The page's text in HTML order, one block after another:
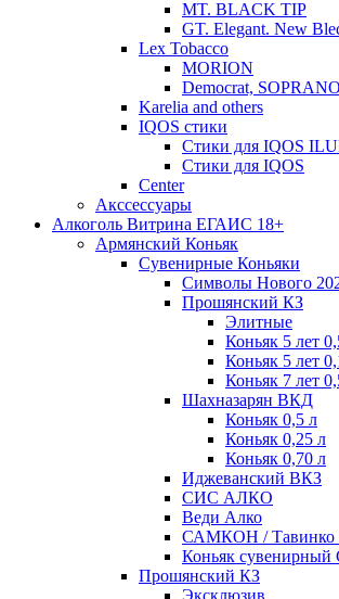
MT. BLACK TIP
GT. Elegant. New
Lex Tobacco
MORION
Democrat,
Karelia and others
IQOS стики
Стики для IQOS
Стики для IQOS
Сenter
Акссессуары
Алкоголь Витрина ЕГАИС 18+
Армянский Коньяк
Сувенирные Коньяки
Символы Нового
Прошянский КЗ
Элитные
Коньяк 5 лет
Коньяк 5 лет
Коньяк 7 лет
Шахназарян ВКД
Коньяк 0,5 л
Коньяк 0,25 л
Коньяк 0,70 л
Иджеванский ВКЗ
СИС АЛКО
Веди Алко
САМКОН / Тавинко
Коньяк сувенирный
Прошянский КЗ
Эксклюзив